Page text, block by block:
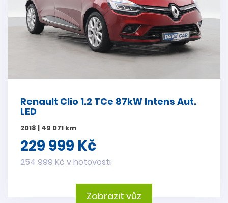
Renault Clio 1.2 TCe 87kW Intens Aut.
LED
2018 | 49 071 km
229 999 Kč
254 999 Kč v hotovosti
Zobrazit vůz